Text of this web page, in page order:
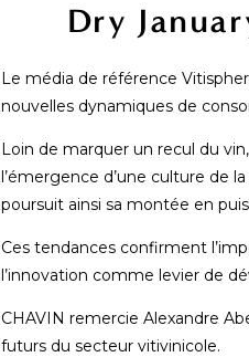
Dry
Le média de référence
nouvelles dynamiques de
Loin de marquer un recul du
l’émergence d’une culture de
poursuit ainsi sa montée en
Ces tendances confirment
l’innovation comme levier de
CHAVIN remercie Alexandre
futurs du secteur vitivinicole.